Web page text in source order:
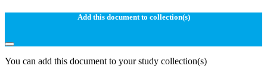
Add this document to collection(s)
You can add this document to your study collection(s)